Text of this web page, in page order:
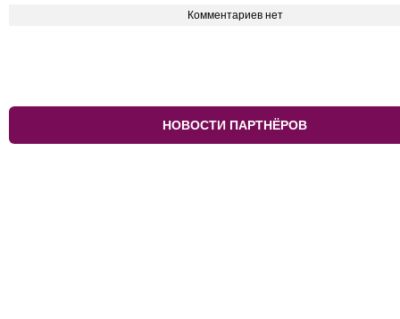
Комментариев нет
НОВОСТИ ПАРТНЁРОВ